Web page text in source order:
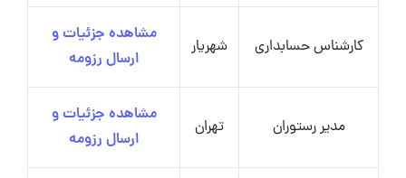
کارشناس حسابداری شهریار
مشاهده جزئیات و
ارسال رزومه
مدیر رستوران تهران
مشاهده جزئیات و
ارسال رزومه